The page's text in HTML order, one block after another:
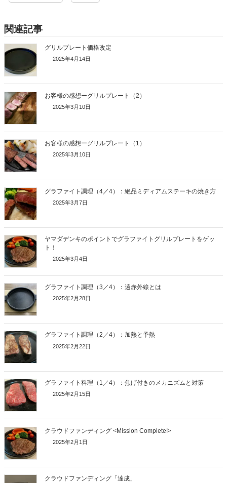
関連記事
グリルプレート価格改定
2025年4月14日
お客様の感想ーグリルプレート（2）
2025年3月10日
お客様の感想ーグリルプレート（1）
2025年3月10日
グラファイト調理（4／4）：絶品ミディアムステーキの焼き方
2025年3月7日
ヤマダデンキのポイントでグラファイトグリルプレートをゲッ
ト！
2025年3月4日
グラファイト調理（3／4）：遠赤外線とは
2025年2月28日
グラファイト調理（2／4）：加熱と予熱
2025年2月22日
グラファイト料理（1／4）：焦げ付きのメカニズムと対策
2025年2月15日
クラウドファンディング <Mission Complete!>
2025年2月1日
クラウドファンディング「達成」